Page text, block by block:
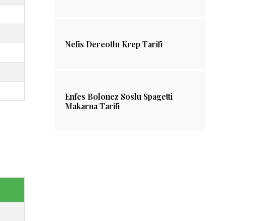
Nefis Dereotlu Krep Tarifi
Enfes Bolonez Soslu Spagetti
Makarna Tarifi